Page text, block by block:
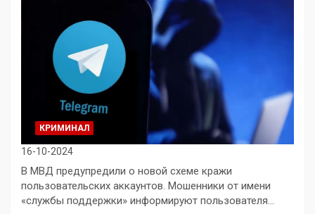
КРИМИНАЛ
16-10-2024
В МВД предупредили о новой схеме кражи
пользовательских аккаунтов. Мошенники от имени
«службы поддержки» информируют пользователя…